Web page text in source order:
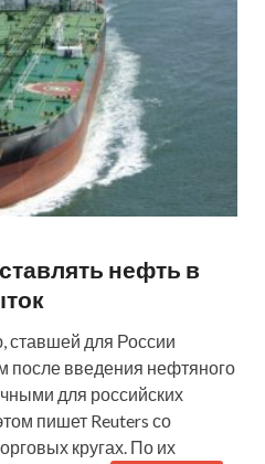
нефть в
ставшей для России
после введения нефтяного
для российских
пишет Reuters со
кругах. По их